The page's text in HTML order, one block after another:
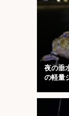
夜の垂
の軽量